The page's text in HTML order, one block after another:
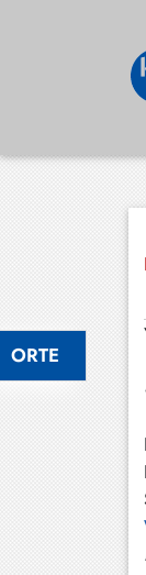
ORTE
Wiessee
Bayrischzell
Darching
Elbach
Gmund
Hausham
Holzkirchen
Hundham
Irschenberg